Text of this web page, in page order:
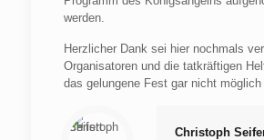
werden.
Herzlicher Dank sei hier nochmals
Organisatoren und die tatkräftigen
das gelungene Fest gar nicht möglich
Christoph